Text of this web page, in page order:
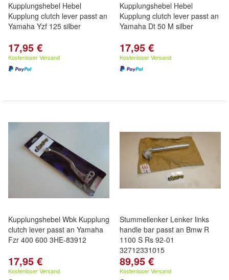
Kupplungshebel Hebel
Kupplung clutch lever passt an
Yamaha Yzf 125 silber
17,95 €
Kostenloser Versand
Kupplungshebel Hebel
Kupplung clutch lever passt an
Yamaha Dt 50 M silber
17,95 €
Kostenloser Versand
Kupplungshebel Wbk Kupplung
clutch lever passt an Yamaha
Fzr 400 600 3HE-83912
17,95 €
Kostenloser Versand
Stummellenker Lenker links
handle bar passt an Bmw R
1100 S Rs 92-01
32712331015
89,95 €
Kostenloser Versand